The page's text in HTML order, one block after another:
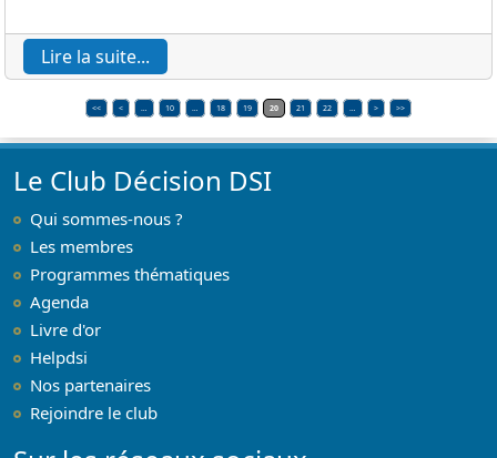
Lire la suite...
<< < … 10 … 18 19 20 21 22 … > >>
Le Club Décision DSI
Qui sommes-nous ?
Les membres
Programmes thématiques
Agenda
Livre d'or
Helpdsi
Nos partenaires
Rejoindre le club